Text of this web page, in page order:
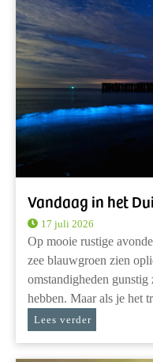
Vandaag in het
17 juli 2026
Op mooie rustige
zee blauwgroen zien
omstandigheden
hebben. Maar als je het
Lees verder